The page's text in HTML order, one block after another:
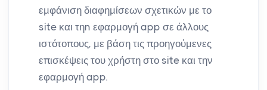
εμφάνιση διαφημίσεων σχετικών με το
site και τηn εφαρμογή app σε άλλους
ιστότοπους, με βάση τις προηγούμενες
επισκέψεις του χρήστη στο site και την
εφαρμογή app.